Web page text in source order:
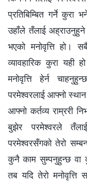
प्रतिबिम्‍बित गर्ने
उहाँले तँलाई
भएको मनोवृत्ति हो।
व्यावहारिक कुरा यही
मनोवृत्ति हेर्न
परमेश्‍वरलाई आफ्नो स्थान
आफ्नो कर्तव्य राम्ररी
बुझेर परमेश्‍वरले
परमेश्‍वरसँगको तेरो
कुनै काम सुम्पनुहुन्छ वा
तब यदि तेरो